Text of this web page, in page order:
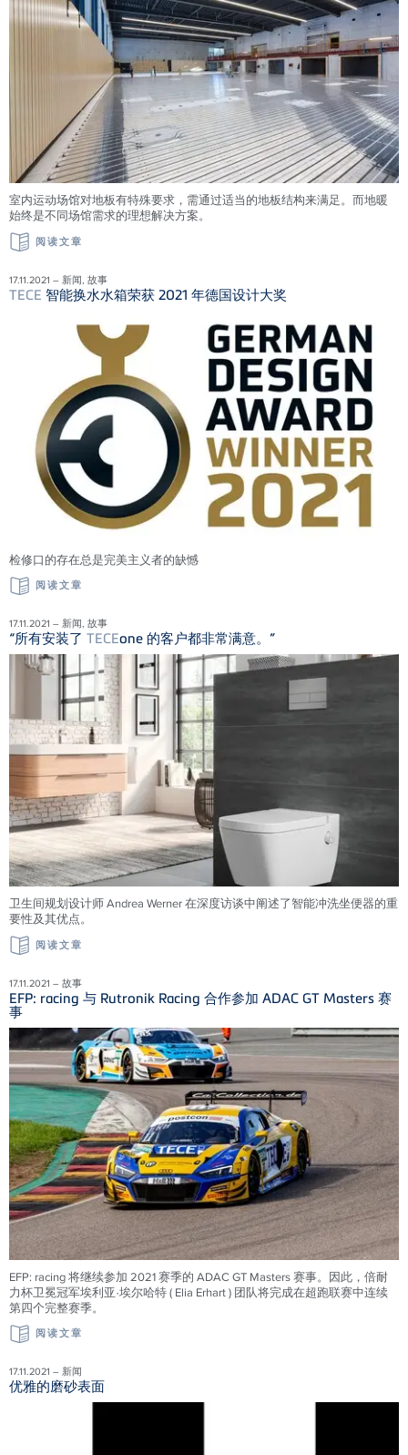
室内运动场馆对地板有特殊要求，需通过适当的地板结构来满足。而地暖
始终是不同场馆需求的理想解决方案。
阅读文章
17.11.2021 – 新闻, 故事
TECE 智能换水水箱荣获 2021 年德国设计大奖
检修口的存在总是完美主义者的缺憾
阅读文章
17.11.2021 – 新闻, 故事
“所有安装了 TECEone 的客户都非常满意。”
卫生间规划设计师 Andrea Werner 在深度访谈中阐述了智能冲洗坐便器的重
要性及其优点。
阅读文章
17.11.2021 – 故事
EFP: racing 与 Rutronik Racing 合作参加 ADAC GT Masters 赛
事
EFP: racing 将继续参加 2021 赛季的 ADAC GT Masters 赛事。因此，倍耐
力杯卫冕冠军埃利亚·埃尔哈特 ( Elia Erhart ) 团队将完成在超跑联赛中连续
第四个完整赛季。
阅读文章
17.11.2021 – 新闻
优雅的磨砂表面